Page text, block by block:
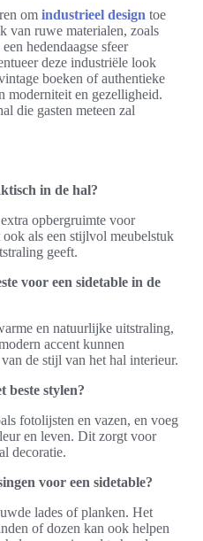
om industrieel design toe
van ruwe materialen, zoals
hedendaagse sfeer
deze industriële look
boeken of authentieke
moderniteit en gezelligheid.
die gasten meteen zal
in de hal?
opbergruimte voor
als een stijlvol meubelstuk
geeft.
voor een sidetable in de
en natuurlijke uitstraling,
accent kunnen
de stijl van het hal interieur.
beste stylen?
fotolijsten en vazen, en voeg
en leven. Dit zorgt voor
decoratie.
voor een sidetable?
lades of planken. Het
of dozen kan ook helpen